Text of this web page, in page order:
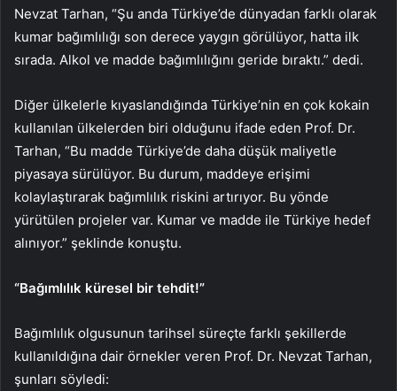
Nevzat Tarhan, “Şu anda Türkiye’de dünyadan farklı olarak
kumar bağımlılığı son derece yaygın görülüyor, hatta ilk
sırada. Alkol ve madde bağımlılığını geride bıraktı.” dedi.
Diğer ülkelerle kıyaslandığında Türkiye’nin en çok kokain
kullanılan ülkelerden biri olduğunu ifade eden Prof. Dr.
Tarhan, “Bu madde Türkiye’de daha düşük maliyetle
piyasaya sürülüyor. Bu durum, maddeye erişimi
kolaylaştırarak bağımlılık riskini artırıyor. Bu yönde
yürütülen projeler var. Kumar ve madde ile Türkiye hedef
alınıyor.” şeklinde konuştu.
“Bağımlılık küresel bir tehdit!”
Bağımlılık olgusunun tarihsel süreçte farklı şekillerde
kullanıldığına dair örnekler veren Prof. Dr. Nevzat Tarhan,
şunları söyledi: